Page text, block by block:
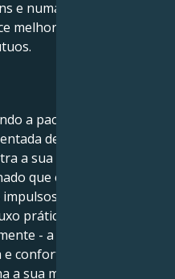
e numa profunda
melhor num ambiente
a paciência
de dobrar a roupa
a sua motivação no
que é Marte em
se tornam uma
prático e ambição
- a aparência) para
conforto em todas as
a sua motivação